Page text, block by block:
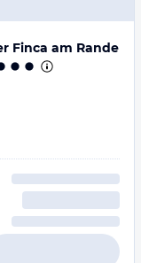
Finca am Rande